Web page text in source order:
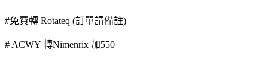
#免費轉 Rotateq (訂單請備註)
# ACWY 轉Nimenrix 加550